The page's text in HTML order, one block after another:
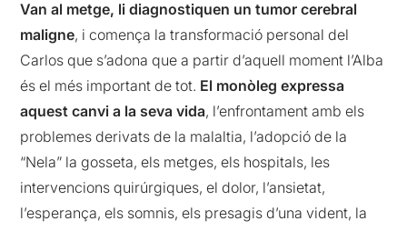
Van al metge, li diagnostiquen un tumor cerebral
maligne, i comença la transformació personal del
Carlos que s’adona que a partir d’aquell moment l’Alba
és el més important de tot. El monòleg expressa
aquest canvi a la seva vida, l’enfrontament amb els
problemes derivats de la malaltia, l’adopció de la
“Nela” la gosseta, els metges, els hospitals, les
intervencions quirúrgiques, el dolor, l’ansietat,
l’esperança, els somnis, els presagis d’una vident, la